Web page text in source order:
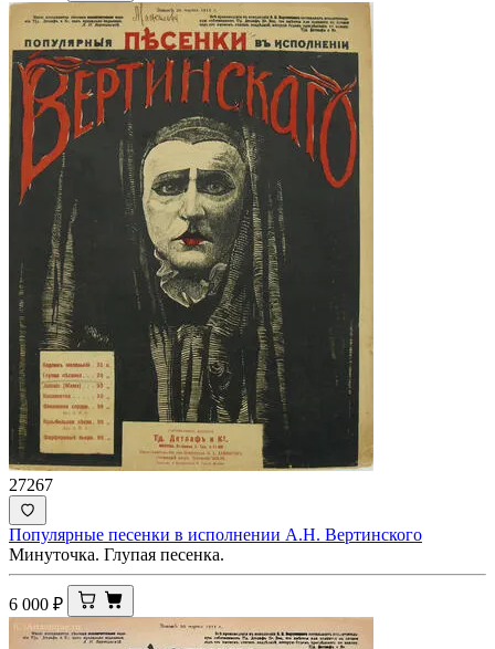
27267
Популярные песенки в исполнении А.Н. Вертинского
Минуточка. Глупая песенка.
6 000 ₽